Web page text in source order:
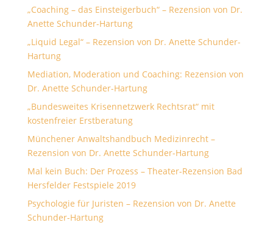
„Coaching – das Einsteigerbuch“ – Rezension von Dr.
Anette Schunder-Hartung
„Liquid Legal“ – Rezension von Dr. Anette Schunder-
Hartung
Mediation, Moderation und Coaching: Rezension von
Dr. Anette Schunder-Hartung
„Bundesweites Krisennetzwerk Rechtsrat“ mit
kostenfreier Erstberatung
Münchener Anwaltshandbuch Medizinrecht –
Rezension von Dr. Anette Schunder-Hartung
Mal kein Buch: Der Prozess – Theater-Rezension Bad
Hersfelder Festspiele 2019
Psychologie für Juristen – Rezension von Dr. Anette
Schunder-Hartung